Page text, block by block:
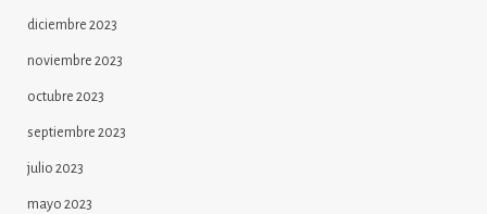
diciembre 2023
noviembre 2023
octubre 2023
septiembre 2023
julio 2023
mayo 2023